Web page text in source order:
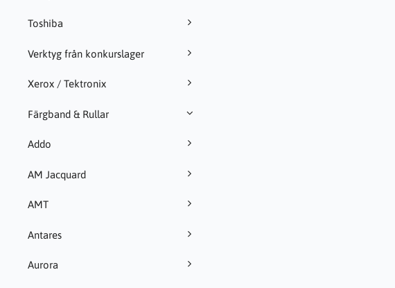
Toshiba
Verktyg från konkurslager
Xerox / Tektronix
Färgband & Rullar
Addo
AM Jacquard
AMT
Antares
Aurora